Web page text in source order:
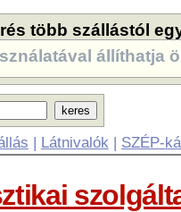
több szállástól
állíthatja
| Látnivalók | SZÉP-